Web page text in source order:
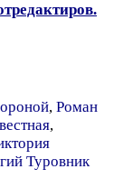
, Роман
,
Туровник